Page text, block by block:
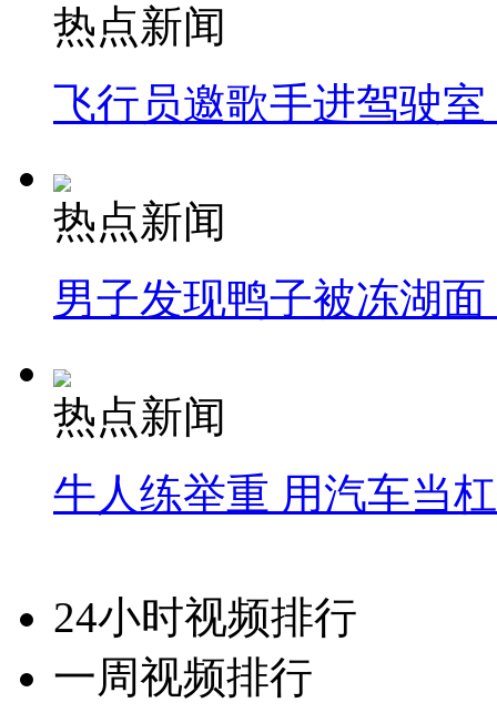
热点新闻
飞行员邀歌手进驾驶
热点新闻
男子发现鸭子被冻湖
热点新闻
牛人练举重 用汽车当
24小时视频排行
一周视频排行